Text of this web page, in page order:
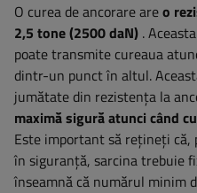
O curea de ancorare areo
2,5 tone (2500 daN) .
poate transmite cureaua
dintr-un punct în altul.
jumătate din rezistența la
maximă sigură atunci când
Este important să rețineți
în siguranță, sarcina trebuie
înseamnă că numărul minim